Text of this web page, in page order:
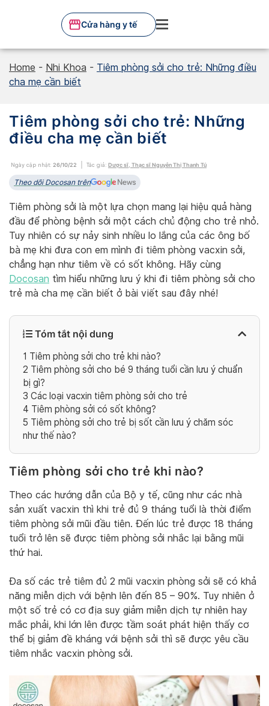
Cửa hàng y tế
Home - Nhi Khoa - Tiêm phòng sởi cho trẻ: Những điều
cha mẹ cần biết
Tiêm phòng sởi cho trẻ: Những
điều cha mẹ cần biết
Ngày cập nhật: 26/10/22 Tác giả: Dược sĩ, Thạc sĩ Nguyễn Thị Thanh Tú
Theo dõi Docosan trên
Tiêm phòng sởi là một lựa chọn mang lại hiệu quả hàng
đầu để phòng bệnh sởi một cách chủ động cho trẻ nhỏ.
Tuy nhiên có sự nảy sinh nhiều lo lắng của các ông bố
bà mẹ khi đưa con em mình đi tiêm phòng vacxin sởi,
chẳng hạn như tiêm về có sốt không. Hãy cùng
Docosan tìm hiểu những lưu ý khi đi tiêm phòng sởi cho
trẻ mà cha mẹ cần biết ở bài viết sau đây nhé!
Tóm tắt nội dung
1 Tiêm phòng sởi cho trẻ khi nào?
2 Tiêm phòng sởi cho bé 9 tháng tuổi cần lưu ý chuẩn
bị gì?
3 Các loại vacxin tiêm phòng sởi cho trẻ
4 Tiêm phòng sởi có sốt không?
5 Tiêm phòng sởi cho trẻ bị sốt cần lưu ý chăm sóc
như thế nào?
Tiêm phòng sởi cho trẻ khi nào?
Theo các hướng dẫn của Bộ y tế, cũng như các nhà
sản xuất vacxin thì khi trẻ đủ 9 tháng tuổi là thời điểm
tiêm phòng sởi mũi đầu tiên. Đến lúc trẻ được 18 tháng
tuổi trở lên sẽ được tiêm phòng sởi nhắc lại bằng mũi
thứ hai.
Đa số các trẻ tiêm đủ 2 mũi vacxin phòng sởi sẽ có khả
năng miễn dịch với bệnh lên đến 85 – 90%. Tuy nhiên ở
một số trẻ có cơ địa suy giảm miễn dịch tự nhiên hay
mắc phải, khi lớn lên được tầm soát phát hiện thấy cơ
thể bị giảm đề kháng với bệnh sởi thì sẽ được yêu cầu
tiêm nhắc vacxin phòng sởi.